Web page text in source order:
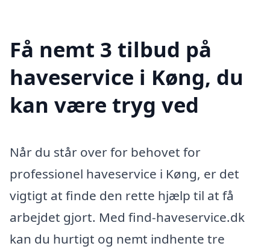
Få nemt 3 tilbud på
haveservice i Køng, du
kan være tryg ved
Når du står over for behovet for
professionel haveservice i Køng, er det
vigtigt at finde den rette hjælp til at få
arbejdet gjort. Med find-haveservice.dk
kan du hurtigt og nemt indhente tre